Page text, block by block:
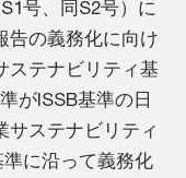
号、同S2号）に
告の義務化に向け
ステナビリティ基
がISSB基準の日
サステナビリティ
に沿って義務化